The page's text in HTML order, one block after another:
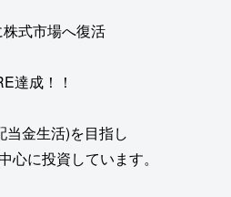
式市場へ復活
達成！！
金生活)を目指し
心に投資しています。